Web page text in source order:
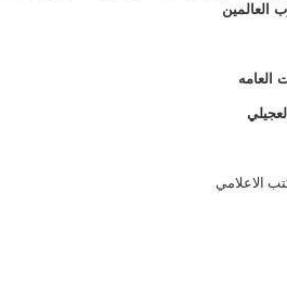
العالمين
العامه
الاعلامي